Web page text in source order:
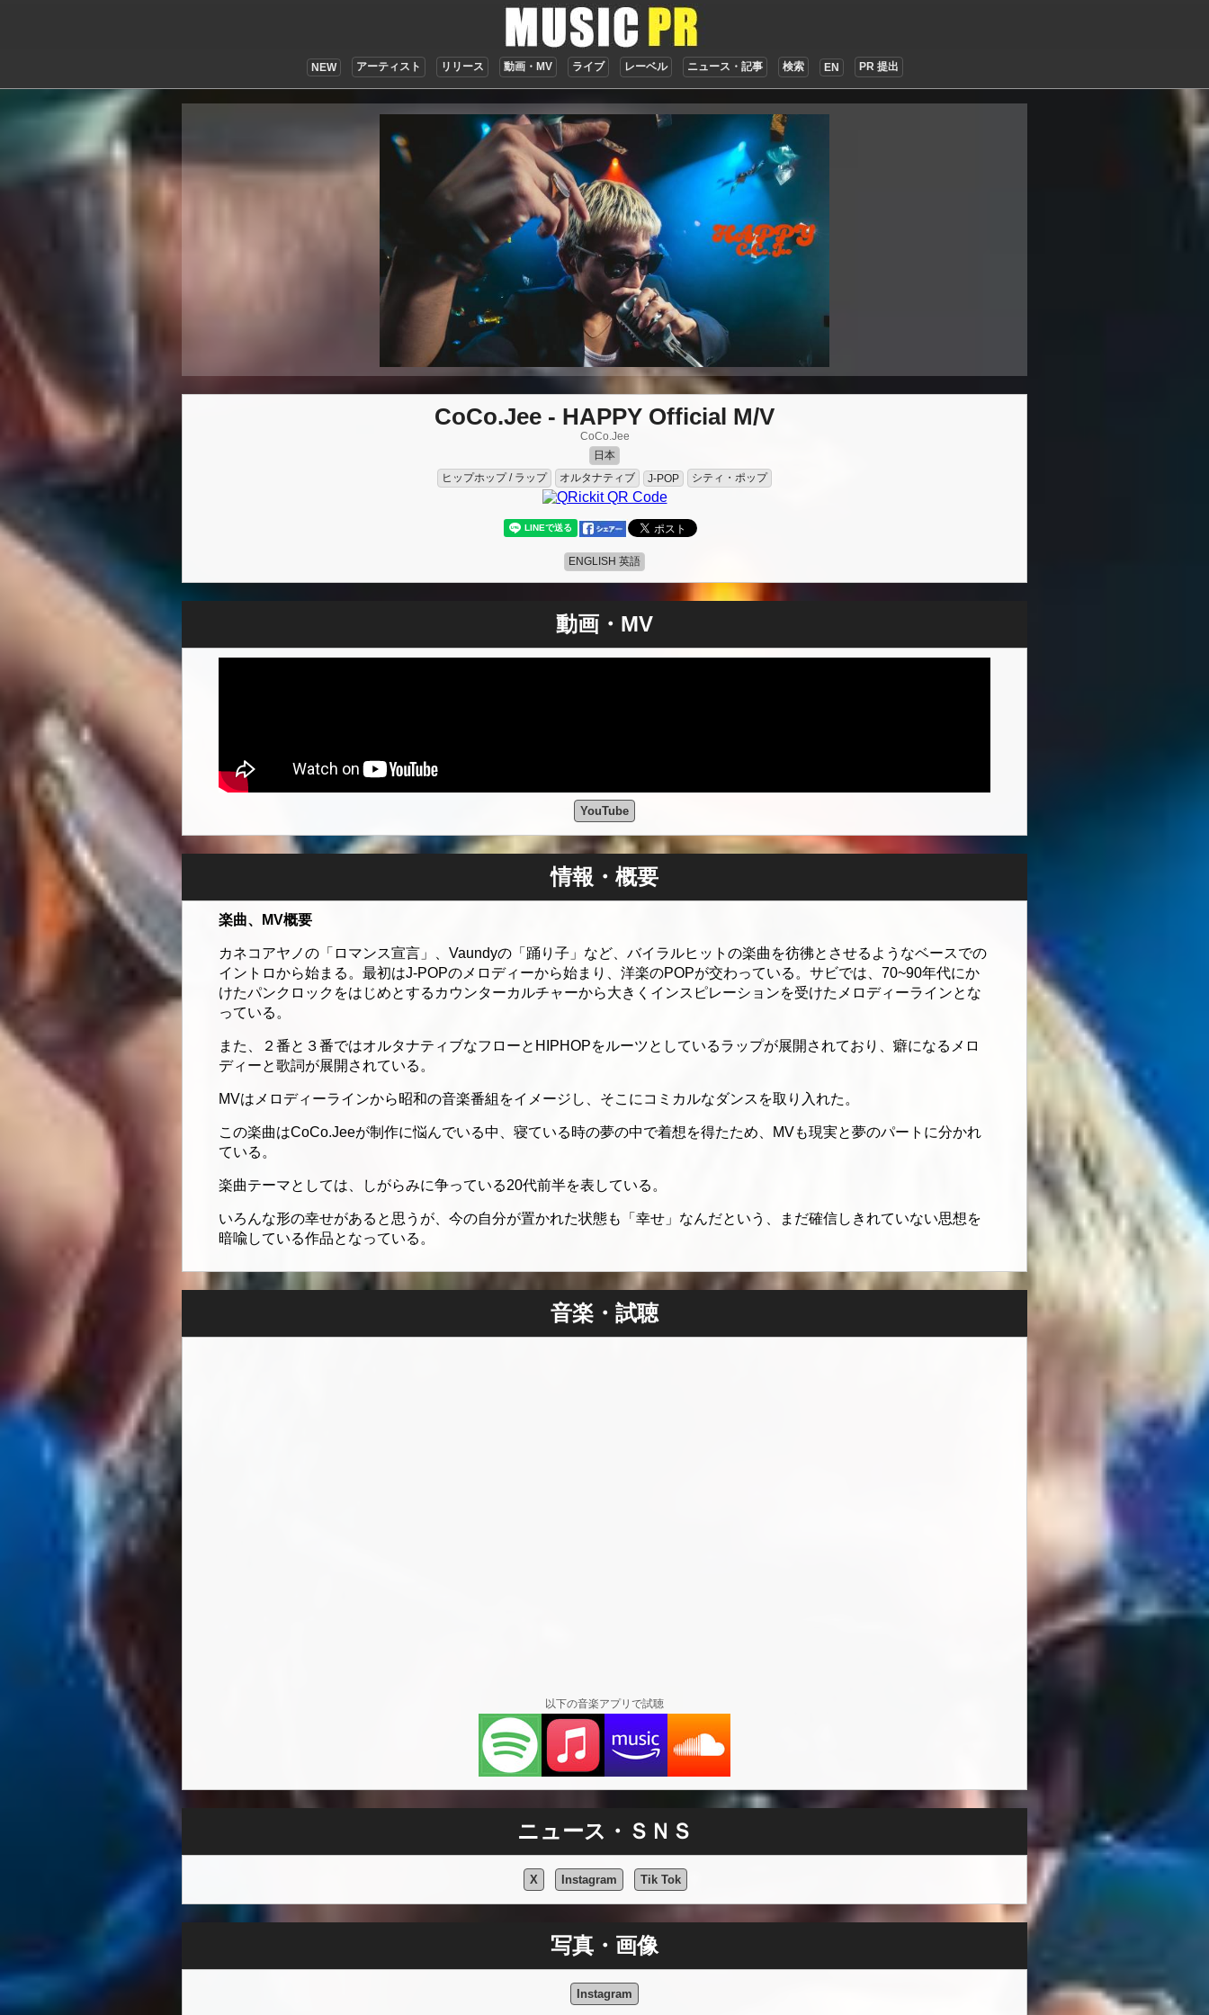
NEW アーティスト リリース 動画・MV ライブ レーベル ニュース・記事 検索 EN PR 提出
CoCo.Jee - HAPPY Official M/V
CoCo.Jee
日本
ヒップホップ / ラップ
オルタナティブ J-POP シティ・ポップ
ENGLISH 英語
動画・MV
YouTube
情報・概要
楽曲、MV概要
カネコアヤノの「ロマンス宣言」、Vaundyの「踊り子」など、バイラルヒットの楽曲を彷彿とさせるようなベースでの
イントロから始まる。最初はJ-POPのメロディーから始まり、洋楽のPOPが交わっている。サビでは、70~90年代にか
けたパンクロックをはじめとするカウンターカルチャーから大きくインスピレーションを受けたメロディーラインとな
っている。
また、２番と３番ではオルタナティブなフローとHIPHOPをルーツとしているラップが展開されており、癖になるメロ
ディーと歌詞が展開されている。
MVはメロディーラインから昭和の音楽番組をイメージし、そこにコミカルなダンスを取り入れた。
この楽曲はCoCo.Jeeが制作に悩んでいる中、寝ている時の夢の中で着想を得たため、MVも現実と夢のパートに分かれ
ている。
楽曲テーマとしては、しがらみに争っている20代前半を表している。
いろんな形の幸せがあると思うが、今の自分が置かれた状態も「幸せ」なんだという、まだ確信しきれていない思想を
暗喩している作品となっている。
音楽・試聴
以下の音楽アプリで試聴
ニュース・ＳＮＳ
X Instagram Tik Tok
写真・画像
Instagram